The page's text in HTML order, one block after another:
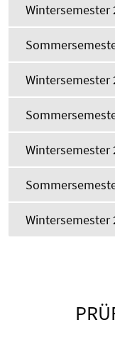
Wintersemester
Wintersemester
Wintersemester
Wintersemester